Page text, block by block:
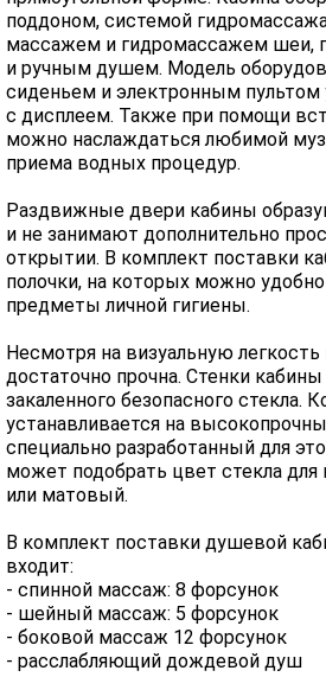
поддоном, системой
массажем и гидромассажем шеи,
и ручным душем. Модель
сиденьем и электронным пультом
с дисплеем. Также при помощи
можно наслаждаться любимой
приема водных процедур.
Раздвижные двери кабины
и не занимают дополнительно
открытии. В комплект поставки
полочки, на которых можно
предметы личной гигиены.
Несмотря на визуальную легкость
достаточно прочна. Стенки
закаленного безопасного стекла.
устанавливается на
специально разработанный для
может подобрать цвет стекла
или матовый.
В комплект поставки душевой
входит:
- спинной массаж: 8 форсунок
- шейный массаж: 5 форсунок
- боковой массаж 12 форсунок
- расслабляющий дождевой душ